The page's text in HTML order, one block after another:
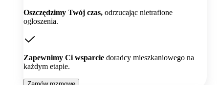
Oszczędzimy Twój czas, odrzucając nietrafione
ogłoszenia.
Zapewnimy Ci wsparcie doradcy mieszkaniowego na
każdym etapie.